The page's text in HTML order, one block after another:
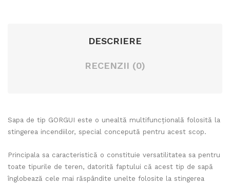
DESCRIERE
RECENZII (0)
Sapa de tip GORGUI este o unealtă multifuncțională folosită la
stingerea incendiilor, special concepută pentru acest scop.
Principala sa caracteristică o constituie versatilitatea sa pentru
toate tipurile de teren, datorită faptului că acest tip de sapă
înglobează cele mai răspândite unelte folosite la stingerea